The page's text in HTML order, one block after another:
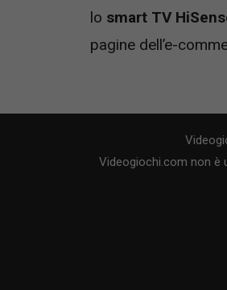
lo smart TV
pagine dell’e-
Videogiochi.com non è